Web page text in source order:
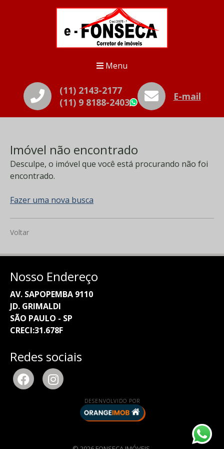
Menu
(11) 2143-2177
(11) 9 8188-2403
WhatsApp
E-mail
Imóvel não encontrado
Desculpe, o imóvel que você está procurando não foi
encontrado.
Fazer uma nova busca
Voltar
Nosso Endereço
AV. SAPOPEMBA 9110
JD. GRIMALDI
SÃO PAULO - SP
CRECI:31.678F
Redes sociais
DESENVOLVIDO POR